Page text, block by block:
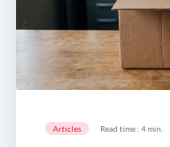
Articles Read time : 4 min.